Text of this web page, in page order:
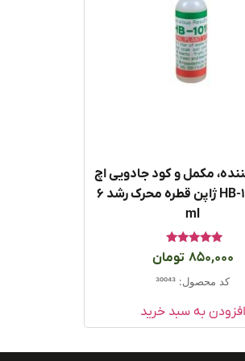
مکمل و کود جادویی اچ
بی ۱۰۱ HB-101 ژاپن قطره محرک رشد ۶
ml
امتیاز
5.00
850,000 تومان
کد محصول: 30043
افزودن به سبد خرید